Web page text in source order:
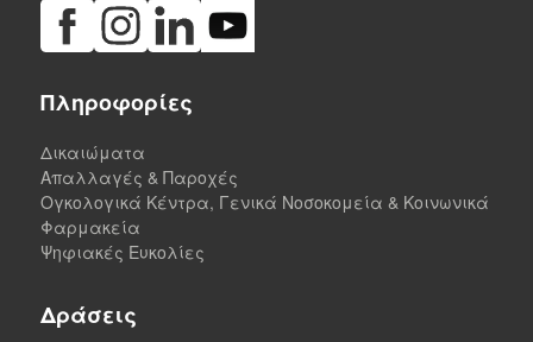
Πληροφορίες
Δικαιώματα
Απαλλαγές & Παροχές
Ογκολογικά Κέντρα, Γενικά Νοσοκομεία & Κοινωνικά
Φαρμακεία
Ψηφιακές Ευκολίες
Δράσεις